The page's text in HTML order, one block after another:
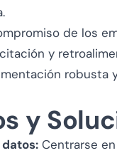
de los
y
robusta
y
Centrarse